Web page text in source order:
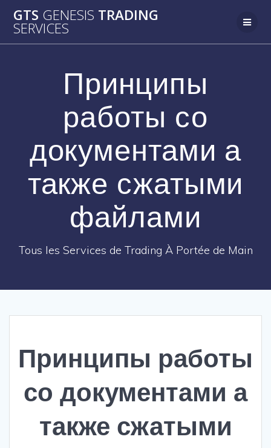
au
GTS GENESIS TRADING
SERVICES
Принципы
работы со
документами а
также сжатыми
файлами
Tous les Services de Trading À Portée de Main
Принципы работы
со документами а
также сжатыми